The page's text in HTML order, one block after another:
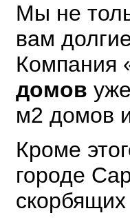
Мы не
вам
Компания
домов
м2 домов
Кроме
городе